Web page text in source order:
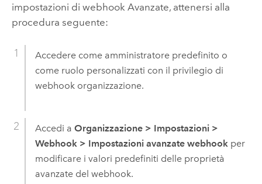
impostazioni di webhook Avanzate, attenersi alla
procedura seguente:
Accedere come amministratore predefinito o
come ruolo personalizzati con il privilegio di
webhook organizzazione.
Accedi a Organizzazione > Impostazioni >
Webhook > Impostazioni avanzate webhookper
modificare i valori predefiniti delle proprietà
avanzate del webhook.